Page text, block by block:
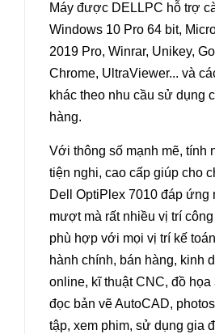
Máy được DELLPC hỗ trợ
Windows 10 Pro 64 bit,
2019 Pro, Winrar, Unikey,
Chrome, UltraViewer... và
khác theo nhu cầu sử dụng
hàng.
Với thông số mạnh mẽ, tính
tiện nghi, cao cấp giúp cho
Dell OptiPlex 7010 đáp ứng
mượt mà rất nhiều vị trí
phù hợp với mọi vị trí kế
hành chính, bán hàng, kinh
online, kĩ thuật CNC, đồ họa
đọc bản vẽ AutoCAD,
tập, xem phim, sử dụng gia